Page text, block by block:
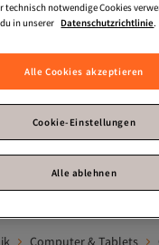
Computer & Tablets
notwendige Cookies
in unserer Datenschutzrichtlinie.
Alle Cookies akzeptieren
Cookie-Einstellungen
Alle ablehnen